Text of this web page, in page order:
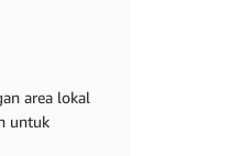
area lokal
untuk